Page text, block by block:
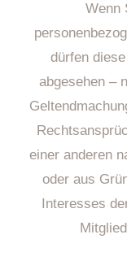
Wenn
dürfen
abgesehen –
einer anderen
oder aus
Interesses